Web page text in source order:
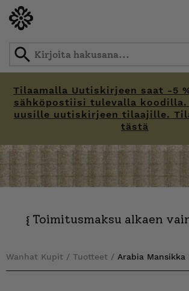
Tilaamalla Uutiskirjeen saat -5
sähköpostiisi tulevalla koodilla.
uusille uutiskirjeen tilaajille.
tästä
{ Toimitusmaksu alkaen
Wanhat Kupit / Tuotteet / Arabia